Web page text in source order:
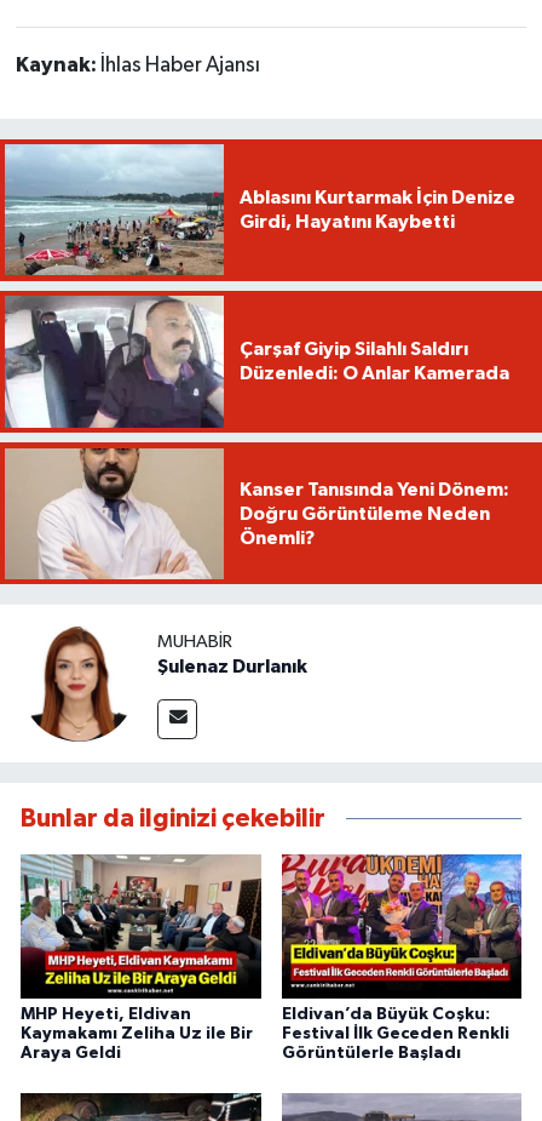
Kaynak: İhlas Haber Ajansı
Ablasını Kurtarmak İçin Denize
Girdi, Hayatını Kaybetti
Çarşaf Giyip Silahlı Saldırı
Düzenledi: O Anlar Kamerada
Kanser Tanısında Yeni Dönem:
Doğru Görüntüleme Neden
Önemli?
MUHABIR
Şulenaz Durlanık
Bunlar da ilginizi çekebilir
MHP Heyeti, Eldivan
Kaymakamı Zeliha Uz ile Bir
Araya Geldi
Eldivan’da Büyük Coşku:
Festival İlk Geceden Renkli
Görüntülerle Başladı